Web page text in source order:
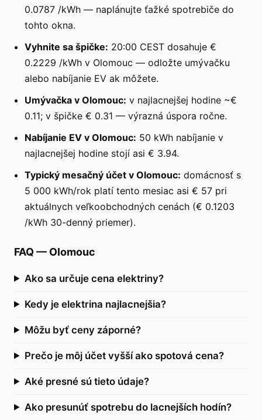
0.0787 /kWh — naplánujte ťažké spotrebiče do
tohto okna.
Vyhnite sa špičke: 20:00 CEST dosahuje €
0.2229 /kWh v Olomouc — odložte umývačku
alebo nabíjanie EV ak môžete.
Umývačka v Olomouc: v najlacnejšej hodine ~€
0.11; v špičke € 0.31 — výrazná úspora ročne.
Nabíjanie EV v Olomouc: 50 kWh nabíjanie v
najlacnejšej hodine stojí asi € 3.94.
Typický mesačný účet v Olomouc: domácnosť s
5 000 kWh/rok platí tento mesiac asi € 57 pri
aktuálnych veľkoobchodných cenách (€ 0.1203
/kWh 30-denný priemer).
FAQ — Olomouc
Ako sa určuje cena elektriny?
Kedy je elektrina najlacnejšia?
Môžu byť ceny záporné?
Prečo je môj účet vyšší ako spotová cena?
Aké presné sú tieto údaje?
Ako presunúť spotrebu do lacnejších hodín?